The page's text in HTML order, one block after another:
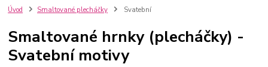
Úvod Smaltované plecháčky Svatební
Smaltované hrnky (plecháčky) -
Svatební motivy